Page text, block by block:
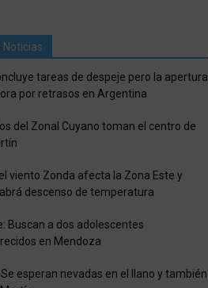
Noticias
tareas de despeje pero la apertura
por retrasos en Argentina
del Zonal Cuyano toman el centro de
viento Zonda afecta la Zona Este y
descenso de temperatura
Buscan a dos adolescentes
en Mendoza
Se esperan nevadas en el llano y también